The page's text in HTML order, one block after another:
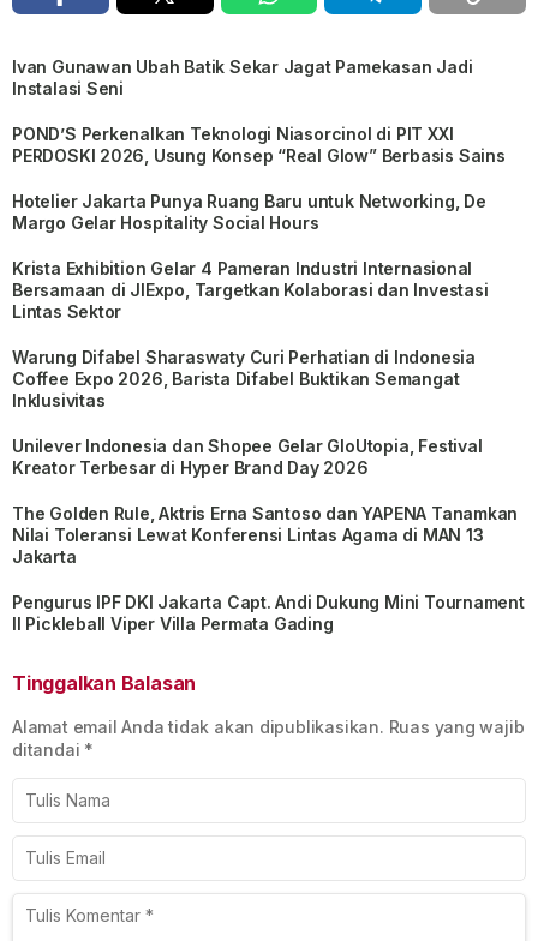
Ivan Gunawan Ubah Batik Sekar Jagat Pamekasan Jadi
Instalasi Seni
POND’S Perkenalkan Teknologi Niasorcinol di PIT XXI
PERDOSKI 2026, Usung Konsep “Real Glow” Berbasis Sains
Hotelier Jakarta Punya Ruang Baru untuk Networking, De
Margo Gelar Hospitality Social Hours
Krista Exhibition Gelar 4 Pameran Industri Internasional
Bersamaan di JIExpo, Targetkan Kolaborasi dan Investasi
Lintas Sektor
Warung Difabel Sharaswaty Curi Perhatian di Indonesia
Coffee Expo 2026, Barista Difabel Buktikan Semangat
Inklusivitas
Unilever Indonesia dan Shopee Gelar GloUtopia, Festival
Kreator Terbesar di Hyper Brand Day 2026
The Golden Rule, Aktris Erna Santoso dan YAPENA Tanamkan
Nilai Toleransi Lewat Konferensi Lintas Agama di MAN 13
Jakarta
Pengurus IPF DKI Jakarta Capt. Andi Dukung Mini Tournament
II Pickleball Viper Villa Permata Gading
Tinggalkan Balasan
Alamat email Anda tidak akan dipublikasikan. Ruas yang wajib
ditandai *